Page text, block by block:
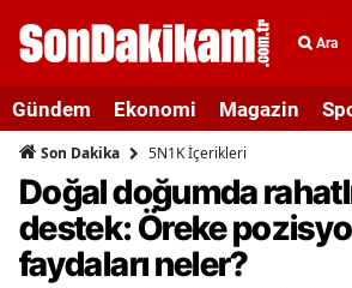
Ara
Gündem Ekonomi Magazin
Son Dakika 5N1K İçerikleri
Doğal doğumda
destek: Öreke
faydaları neler?